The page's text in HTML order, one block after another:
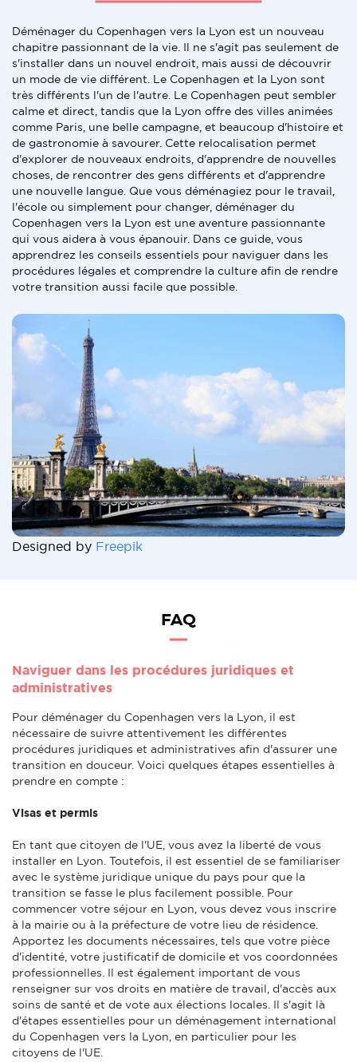
Déménager du Copenhagen vers la Lyon est un nouveau
chapitre passionnant de la vie. Il ne s'agit pas seulement de
s'installer dans un nouvel endroit, mais aussi de découvrir
un mode de vie différent. Le Copenhagen et la Lyon sont
très différents l'un de l'autre. Le Copenhagen peut sembler
calme et direct, tandis que la Lyon offre des villes animées
comme Paris, une belle campagne, et beaucoup d'histoire et
de gastronomie à savourer. Cette relocalisation permet
d'explorer de nouveaux endroits, d'apprendre de nouvelles
choses, de rencontrer des gens différents et d'apprendre
une nouvelle langue. Que vous déménagiez pour le travail,
l'école ou simplement pour changer, déménager du
Copenhagen vers la Lyon est une aventure passionnante
qui vous aidera à vous épanouir. Dans ce guide, vous
apprendrez les conseils essentiels pour naviguer dans les
procédures légales et comprendre la culture afin de rendre
votre transition aussi facile que possible.
Designed by Freepik
FAQ
Naviguer dans les procédures juridiques et
administratives
Pour déménager du Copenhagen vers la Lyon, il est
nécessaire de suivre attentivement les différentes
procédures juridiques et administratives afin d'assurer une
transition en douceur. Voici quelques étapes essentielles à
prendre en compte :
Visas et permis
En tant que citoyen de l'UE, vous avez la liberté de vous
installer en Lyon. Toutefois, il est essentiel de se familiariser
avec le système juridique unique du pays pour que la
transition se fasse le plus facilement possible. Pour
commencer votre séjour en Lyon, vous devez vous inscrire
à la mairie ou à la préfecture de votre lieu de résidence.
Apportez les documents nécessaires, tels que votre pièce
d'identité, votre justificatif de domicile et vos coordonnées
professionnelles. Il est également important de vous
renseigner sur vos droits en matière de travail, d'accès aux
soins de santé et de vote aux élections locales. Il s'agit là
d'étapes essentielles pour un déménagement international
du Copenhagen vers la Lyon, en particulier pour les
citoyens de l'UE.